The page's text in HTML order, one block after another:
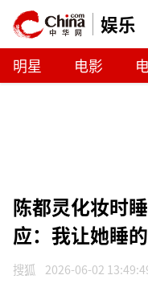
娱乐
明星 电影
陈都灵化妆时
应：我让她睡的
搜狐 2026-06-02